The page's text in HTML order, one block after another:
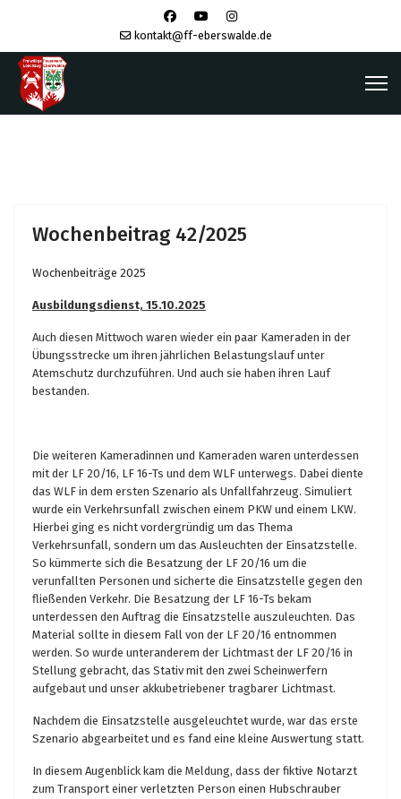
kontakt@ff-eberswalde.de
Wochenbeitrag 42/2025
Wochenbeiträge 2025
Ausbildungsdienst, 15.10.2025
Auch diesen Mittwoch waren wieder ein paar Kameraden in der
Übungsstrecke um ihren jährlichen Belastungslauf unter
Atemschutz durchzuführen. Und auch sie haben ihren Lauf
bestanden.
Die weiteren Kameradinnen und Kameraden waren unterdessen
mit der LF 20/16, LF 16-Ts und dem WLF unterwegs. Dabei diente
das WLF in dem ersten Szenario als Unfallfahrzeug. Simuliert
wurde ein Verkehrsunfall zwischen einem PKW und einem LKW.
Hierbei ging es nicht vordergründig um das Thema
Verkehrsunfall, sondern um das Ausleuchten der Einsatzstelle.
So kümmerte sich die Besatzung der LF 20/16 um die
verunfallten Personen und sicherte die Einsatzstelle gegen den
fließenden Verkehr. Die Besatzung der LF 16-Ts bekam
unterdessen den Auftrag die Einsatzstelle auszuleuchten. Das
Material sollte in diesem Fall von der LF 20/16 entnommen
werden. So wurde unteranderem der Lichtmast der LF 20/16 in
Stellung gebracht, das Stativ mit den zwei Scheinwerfern
aufgebaut und unser akkubetriebener tragbarer Lichtmast.
Nachdem die Einsatzstelle ausgeleuchtet wurde, war das erste
Szenario abgearbeitet und es fand eine kleine Auswertung statt.
In diesem Augenblick kam die Meldung, dass der fiktive Notarzt
zum Transport einer verletzten Person einen Hubschrauber